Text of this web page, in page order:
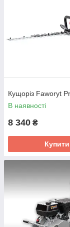
Кущоріз Faworyt
В наявності
8 340 ₴
Купити